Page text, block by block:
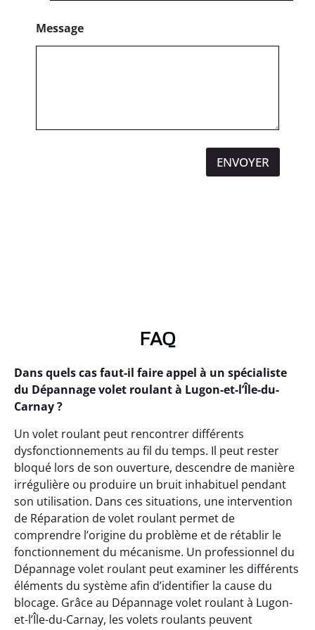
Message
ENVOYER
FAQ
Dans quels cas faut-il faire appel à un spécialiste
du Dépannage volet roulant à Lugon-et-l’Île-du-
Carnay ?
Un volet roulant peut rencontrer différents
dysfonctionnements au fil du temps. Il peut rester
bloqué lors de son ouverture, descendre de manière
irrégulière ou produire un bruit inhabituel pendant
son utilisation. Dans ces situations, une intervention
de Réparation de volet roulant permet de
comprendre l’origine du problème et de rétablir le
fonctionnement du mécanisme. Un professionnel du
Dépannage volet roulant peut examiner les différents
éléments du système afin d’identifier la cause du
blocage. Grâce au Dépannage volet roulant à Lugon-
et-l’Île-du-Carnay, les volets roulants peuvent